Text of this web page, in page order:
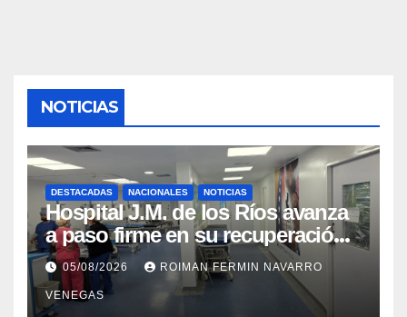
NOTICIAS
DESTACADAS NACIONALES NOTICIAS
Hospital J.M. de los Ríos avanza
a paso firme en su recuperación
tras los recientes eventos
sísmicos
05/08/2026 ROIMAN FERMIN NAVARRO
VENEGAS